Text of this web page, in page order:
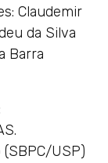
Claudemir
da Silva
Barra
USP)